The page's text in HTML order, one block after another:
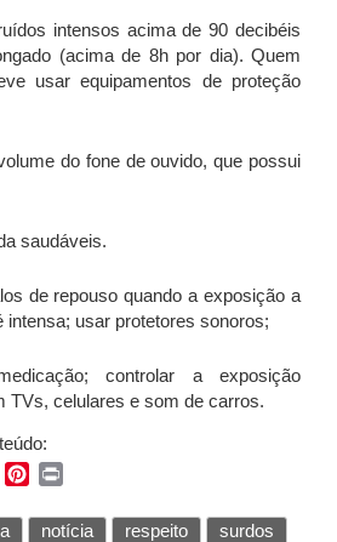
intensos acima de 90 decibéis
(acima de 8h por dia). Quem
usar equipamentos de proteção
do fone de ouvido, que possui
saudáveis.
de repouso quando a exposição a
usar protetores sonoros;
controlar a exposição
TVs, celulares e som de carros.
WhatsApp
Pinterest
notícia respeito surdos